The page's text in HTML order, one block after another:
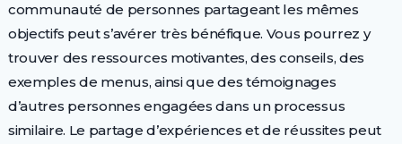
communauté de personnes partageant les mêmes
objectifs peut s’avérer très bénéfique. Vous pourrez y
trouver des ressources motivantes, des conseils, des
exemples de menus, ainsi que des témoignages
d’autres personnes engagées dans un processus
similaire. Le partage d’expériences et de réussites peut